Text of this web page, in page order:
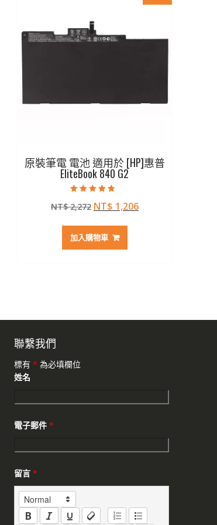
原裝筆電 電池 適用於 [HP]惠普
EliteBook 840 G2
4.50
滿分 5
NT$2,272 原
價
格：
NT$ 1,206目
加入購物車
聯繫我們
標有 * 為必填欄位
姓名
電子郵件 *
留言 *